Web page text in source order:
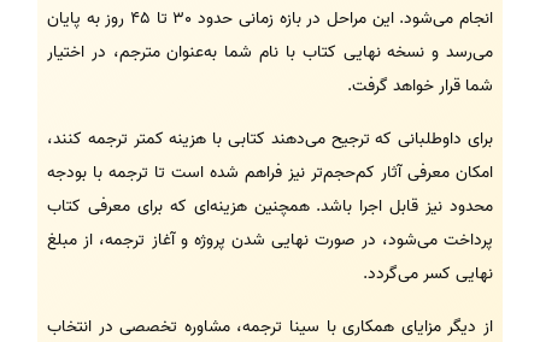
انجام می‌شود. این مراحل در بازه زمانی حدود 30 تا 45 روز به پایان
می‌رسد و نسخه نهایی کتاب با نام شما به‌عنوان مترجم، در اختیار
شما قرار خواهد گرفت.
برای داوطلبانی که ترجیح می‌دهند کتابی با هزینه کمتر ترجمه کنند،
امکان معرفی آثار کم‌حجم‌تر نیز فراهم شده است تا ترجمه با بودجه
محدود نیز قابل اجرا باشد. همچنین هزینه‌ای که برای معرفی کتاب
پرداخت می‌شود، در صورت نهایی شدن پروژه و آغاز ترجمه، از مبلغ
نهایی کسر می‌گردد.
از دیگر مزایای همکاری با سینا ترجمه، مشاوره تخصصی در انتخاب